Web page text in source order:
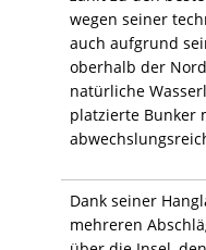
wegen seiner
auch aufgrund
oberhalb der
natürliche
platzierte Bunker
Dank seiner
mehreren